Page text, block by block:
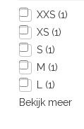
XXS (1)
XS (1)
S (1)
M (1)
(1)
Bekijk meer